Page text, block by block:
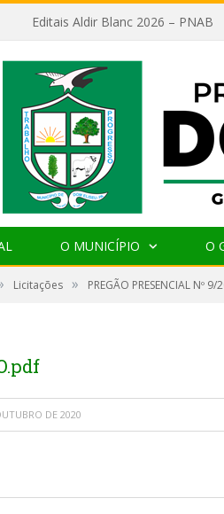
Editais Aldir Blanc 2026 – PNAB
O MUNICÍPIO O
Licitações » PREGÃO PRESENCIAL
DE 2020